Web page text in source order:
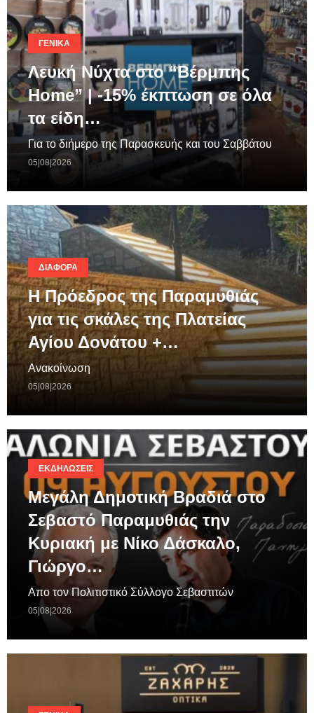
ΓΕΝΙΚΆ
Λευκή Νύχτα στο “Βέρμπης
Home” | -15% έκπτωση σε όλα
τα είδη…
Για το διήμερο της Παρασκευής και του Σαββάτου
05|08|2026
ΔΙΆΦΟΡΑ
Η Πρόεδρος της Παραμυθιάς
για τις σκάλες της Πλατείας
Αγίου Δονάτου +…
Ανακοίνωση
05|08|2026
ΕΚΔΗΛΏΣΕΙΣ
Μεγάλη Δημοτική Βραδιά στο
Σεβαστό Παραμυθιάς την
Κυριακή με Νίκο Δάσκαλο,
Γιώργο…
Απο τον Πολιτιστικό Σύλλογο Σεβαστιτών
05|08|2026